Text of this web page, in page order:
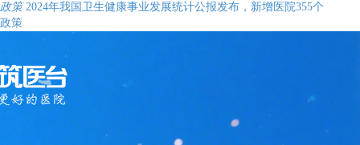
政策2024年我国卫生健康事业发展统计公报发布，新增医院355个
政策